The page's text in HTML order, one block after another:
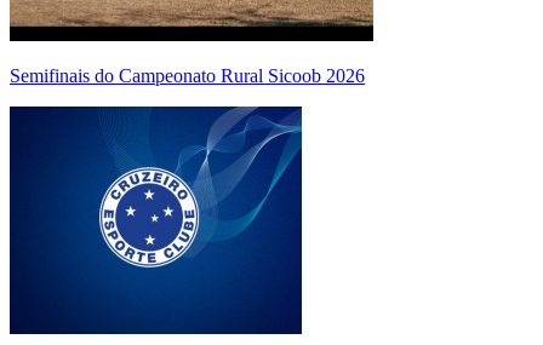
Semifinais do Campeonato Rural Sicoob 2026